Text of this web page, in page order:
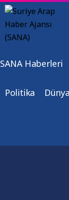
SANA Haberleri
Politika Dünya